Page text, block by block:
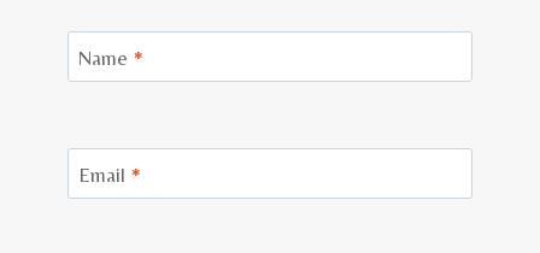
Name *
Email *